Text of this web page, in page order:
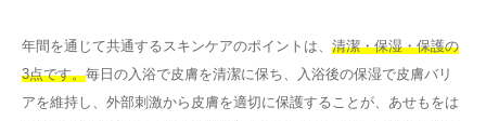
年間を通じて共通するスキンケアのポイントは、 清潔・保湿・保護の
3点です。毎日の入浴で皮膚を清潔に保ち、入浴後の保湿で皮膚バリ
アを維持し、外部刺激から皮膚を適切に保護することが、あせもをは